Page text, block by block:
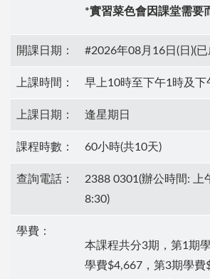
*實習菜色會因課堂需要
開課日期： #2026年08月16日(日)(已
上課時間： 早上10時至下午1時及下
上課日期： 逢星期日
課程時數： 60小時(共10天)
查詢電話：
2388 0301(辦公時間: 上
8:30)
學費：
本課程共分3期，第1期
學費$4,667，第3期學費